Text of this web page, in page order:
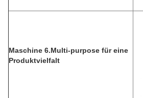
Maschine 6.Multi-purpose für eine
Produktvielfalt